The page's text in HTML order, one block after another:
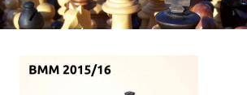
Inhalt
springen